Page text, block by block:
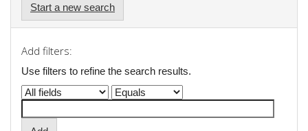
Start a new search
Add filters:
Use filters to refine the search results.